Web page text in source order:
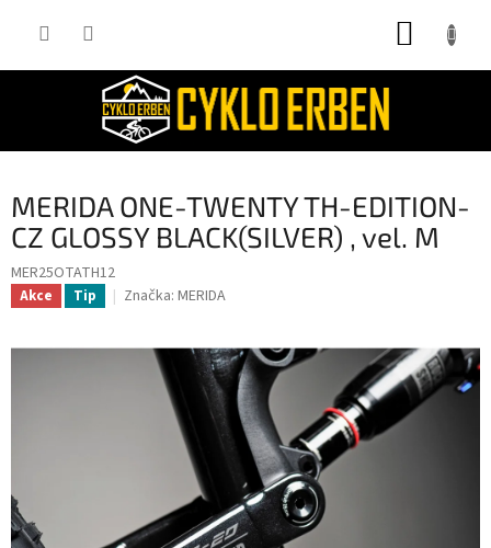
MERIDA ONE-TWENTY TH-EDITION-
CZ GLOSSY BLACK(SILVER) , vel. M
MER25OTATH12
Akce Tip Značka: MERIDA